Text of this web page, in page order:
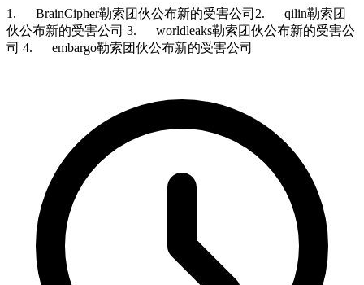
1. BrainCipher勒索团伙公布新的受害公司2. qilin勒索团
伙公布新的受害公司 3. worldleaks勒索团伙公布新的受害公
司 4. embargo勒索团伙公布新的受害公司